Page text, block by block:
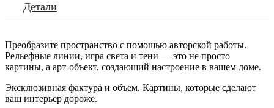
Детали
Преобразите пространство с помощью авторской работы.
Рельефные линии, игра света и тени — это не просто
картины, а арт-объект, создающий настроение в вашем доме.
Эксклюзивная фактура и объем. Картины, которые сделают
ваш интерьер дороже.